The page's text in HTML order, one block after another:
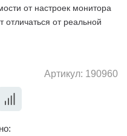
от настроек монитора
от реальной
Артикул: 190960